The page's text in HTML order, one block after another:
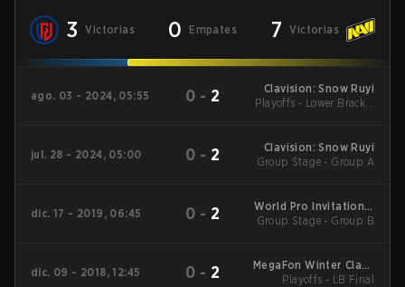
3 Victorias 0 Empates 7 Victorias
ago. 03 - 2024, 05:55 0 - 2
Clavision: Snow Ruyi
Playoffs - Lower Bracket
jul. 28 - 2024, 05:00 0 - 2
Clavision: Snow Ruyi
Group Stage - Group A
dic. 17 - 2019, 06:45 0 - 2
World Pro Invitational
Singapore Main Event
Group Stage - Group B
dic. 09 - 2018, 12:45 0 - 2
MegaFon Winter Clash
Main Event
Playoffs - LB Final